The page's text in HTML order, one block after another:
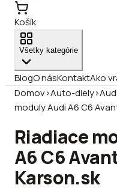
Košík
Všetky kategórie
BlogO násKontaktAko
Domov›Auto-diely›Audi
moduly Audi A6 C6
Riadiace
A6 C6
Karson.sk